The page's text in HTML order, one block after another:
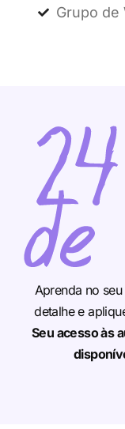
Grupo de
Aprenda no
detalhe e
Seu acesso às